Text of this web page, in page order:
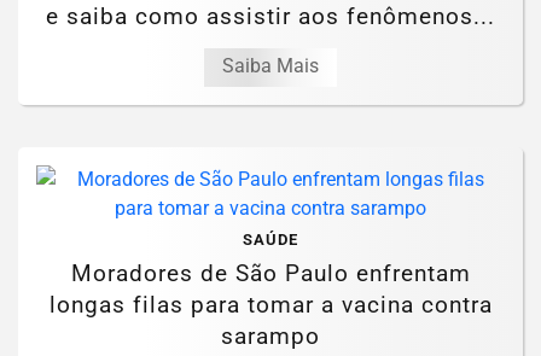
e saiba como assistir aos fenômenos...
Saiba Mais
SAÚDE
Moradores de São Paulo enfrentam
longas filas para tomar a vacina contra
sarampo